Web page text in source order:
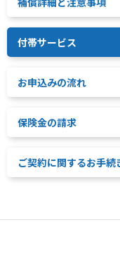
付帯サービス
お申込みの流れ
保険金の請求
ご契約に関するお手続